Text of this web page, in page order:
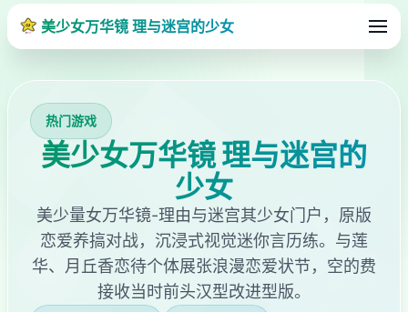
美少女万华镜 理与迷宫的少女
热门游戏
美少女万华镜 理与迷宫的
少女
美少量女万华镜-理由与迷宫其少女门户，原版
恋爱养搞对战，沉浸式视觉迷你言历练。与莲
华、月丘香恋待个体展张浪漫恋爱状节，空的费
接收当时前头汉型改进型版。